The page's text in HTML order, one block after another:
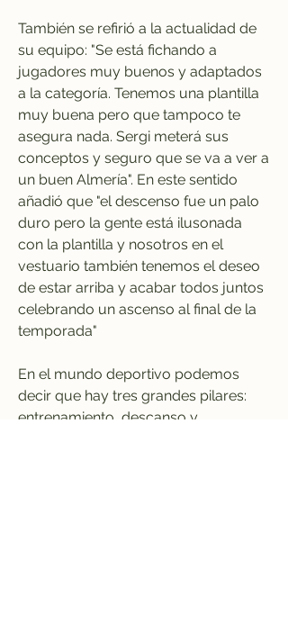
También se refirió a la actualidad de
su equipo: "Se está fichando a
jugadores muy buenos y adaptados
a la categoría. Tenemos una plantilla
muy buena pero que tampoco te
asegura nada. Sergi meterá sus
conceptos y seguro que se va a ver a
un buen Almería". En este sentido
añadió que "el descenso fue un palo
duro pero la gente está ilusonada
con la plantilla y nosotros en el
vestuario también tenemos el deseo
de estar arriba y acabar todos juntos
celebrando un ascenso al final de la
temporada"
En el mundo deportivo podemos
decir que hay tres grandes pilares:
entrenamiento, descanso y